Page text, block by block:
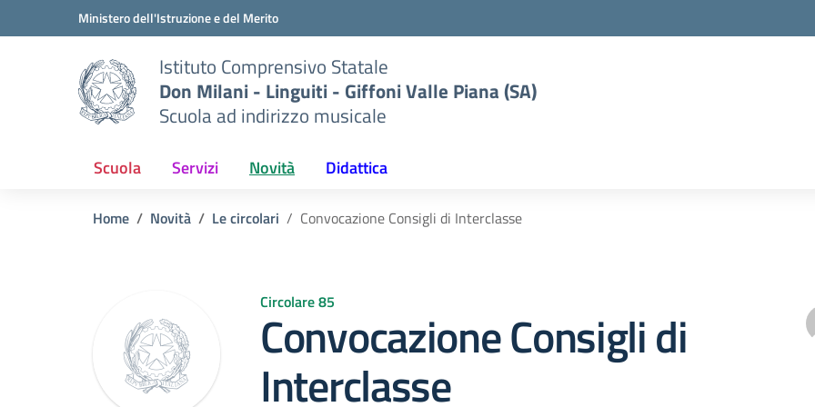
Vai ai contenuti
Vai al menu di navigazioneMinistero dell'Istruzione e del Merito
Istituto Comprensivo Statale
Don Milani - Linguiti - Giffoni Valle Piana (SA)
Scuola ad indirizzo musicale
Scuola Servizi Novità Didattica
Home Novità Le circolari Convocazione Consigli di Interclasse
Circolare 85
Convocazione Consigli di
Interclasse